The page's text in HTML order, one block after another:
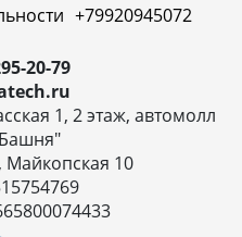
+79920945072
20-79
1, 2 этаж, автомолл
Майкопская 10